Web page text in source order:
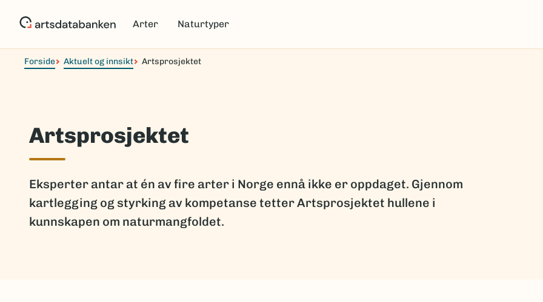
Arter Naturtyper
Forside Aktuelt og innsikt Artsprosjektet
Artsprosjektet
Eksperter antar at én av fire arter i Norge ennå ikke er oppdaget. Gjennom
kartlegging og styrking av kompetanse tetter Artsprosjektet hullene i
kunnskapen om naturmangfoldet.